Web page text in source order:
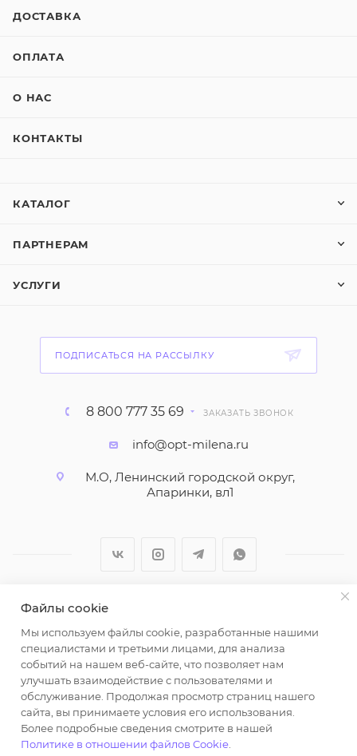
ДОСТАВКА
ОПЛАТА
О НАС
КОНТАКТЫ
КАТАЛОГ
ПАРТНЕРАМ
УСЛУГИ
ПОДПИСАТЬСЯ НА РАССЫЛКУ
8 800 777 35 69 ЗАКАЗАТЬ ЗВОНОК
info@opt-milena.ru
М.О, Ленинский городской округ,
Апаринки, вл1
2026 © ООО "Вайт Текстиль групп"
Любая информация на сайте носит справочный
характер и не является публичной офертой
определяемой положениями пункта 2 статьи 437
Гражданского кодекса Российской Федерации.
Использование любых материалов, опубликованных
на https://opt-milena.ru, допустимо только при
наличии письменного разрешения редакции и
Файлы cookie
Мы используем файлы cookie, разработанные нашими
специалистами и третьими лицами, для анализа
событий на нашем веб-сайте, что позволяет нам
улучшать взаимодействие с пользователями и
обслуживание. Продолжая просмотр страниц нашего
сайта, вы принимаете условия его использования.
Более подробные сведения смотрите в нашей
Политике в отношении файлов Cookie